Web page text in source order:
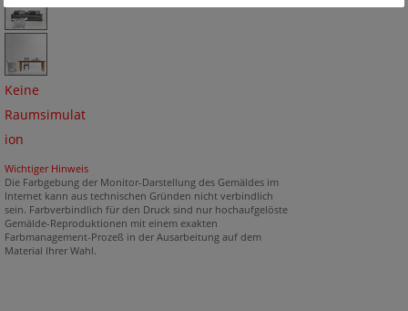
Keine
Raumsimulat
ion
Wichtiger Hinweis
Die Farbgebung der Monitor-Darstellung des Gemäldes im
Internet kann aus technischen Gründen nicht verbindlich
sein. Farbverbindlich für den Druck sind nur hochaufgelöste
Gemälde-Reproduktionen mit einem exakten
Farbmanagement-Prozeß in der Ausarbeitung auf dem
Material Ihrer Wahl.